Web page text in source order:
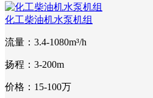
化工柴油机水泵机组
流量：3.4-1080m³/h
扬程：3-200m
价格：15-100万